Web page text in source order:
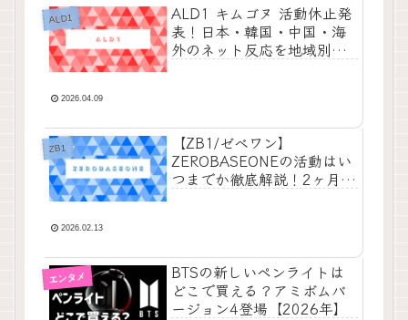
ALD1
ALD1 キムゴヌ 活動休止発
表！日本・韓国・中国・海
外のネット反応を地域別に
2026.04.09
ZB1
【ZB1/ゼベワン】
ZEROBASEONEの活動はい
つまでか徹底解説！2ヶ月延
2026.02.13
エンタメ
BTSの新しいペンライトは
どこで買える？アミボムバ
ージョン4登場【2026年】